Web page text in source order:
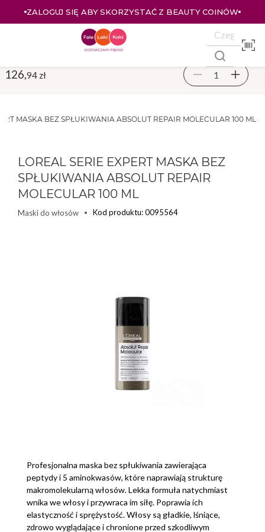
ZALOGUJ SIĘ ABY SKORZYSTAĆ Z BEAUTY COINÓW
MASKA BEZ SPŁUKIWANIA ABSOLUT REPAIR MOLECULAR 100 ML
LOREAL SERIE EXPERT MASKA BEZ
SPŁUKIWANIA ABSOLUT REPAIR
MOLECULAR 100 ML
Maski do włosów Kod produktu: 0095564
Profesjonalna maska bez spłukiwania zawierająca
peptydy i 5 aminokwasów, które naprawiają strukturę
makromolekularną włosów. Lekka formuła natychmiast
wnika we włosy i przywraca im siłę. Poprawia ich
elastyczność i sprężystość. Włosy są gładkie, lśniące,
zdrowo wyglądające i chronione przed szkodliwym
126, 94 zł